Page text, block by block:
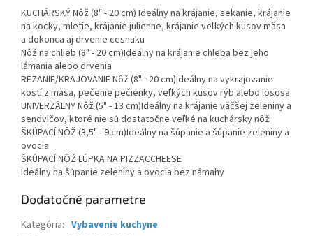
KUCHÁRSKÝ Nôž (8" - 20 cm) Ideálny na krájanie, sekanie, krájanie
na kocky, mletie, krájanie julienne, krájanie veľkých kusov mäsa
a dokonca aj drvenie cesnaku
Nôž na chlieb (8" - 20 cm)Ideálny na krájanie chleba bez jeho
lámania alebo drvenia
REZANIE/KRAJOVANIE Nôž (8" - 20 cm)Ideálny na vykrajovanie
kostí z mäsa, pečenie pečienky, veľkých kusov rýb alebo lososa
UNIVERZÁLNY Nôž (5" - 13 cm)Ideálny na krájanie väčšej zeleniny a
sendvičov, ktoré nie sú dostatočne veľké na kuchársky nôž
ŠKÚPACÍ NÔŽ (3,5" - 9 cm)Ideálny na šúpanie a šúpanie zeleniny a
ovocia
ŠKÚPACÍ NÔŽ LÚPKA NA PIZZACCHEESE
Ideálny na šúpanie zeleniny a ovocia bez námahy
Dodatočné parametre
Kategória: Vybavenie kuchyne